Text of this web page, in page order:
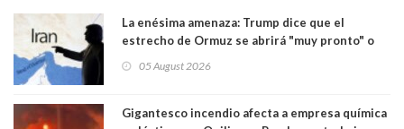
La enésima amenaza: Trump dice que el
estrecho de Ormuz se abrirá "muy pronto" o
05 August 2026
Gigantesco incendio afecta a empresa química